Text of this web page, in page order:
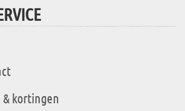
kortingen